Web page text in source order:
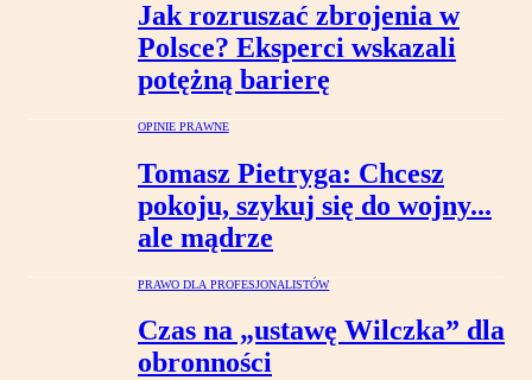
Jak rozruszać zbrojenia w
Polsce? Eksperci wskazali
potężną barierę
OPINIE PRAWNE
Tomasz Pietryga: Chcesz
pokoju, szykuj się do wojny...
ale mądrze
PRAWO DLA PROFESJONALISTÓW
Czas na „ustawę Wilczka” dla
obronności